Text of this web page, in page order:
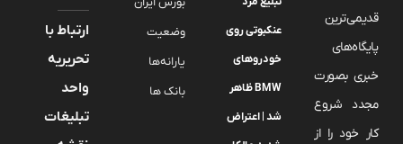
قدیمی‌ترین
پایگاه‌های
خبری بصورت
مجدد شروع
کار خود را از
عنکبوتی روی
خودروهای
BMW ظاهر
شد | اعتراض
وضعیت
یارانه‌ها
بانک ها
ارتباط با
تحریریه
واحد
تبلیغات